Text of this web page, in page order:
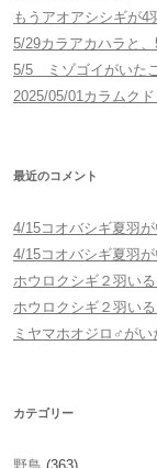
もうアオアシシギが4
5/29カラアカハラと
5/5 ミゾゴイがいた
2025/05/01カラムク
最近のコメント
4/15コオバシギ夏羽が
4/15コオバシギ夏羽が
ホウロクシギ２羽いる
ホウロクシギ２羽いる
ミヤマホオジロ♂がい
カテゴリー